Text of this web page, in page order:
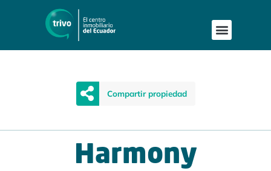
Compartir propiedad
Harmony